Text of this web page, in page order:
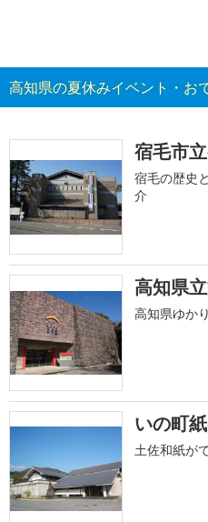
高知県の夏休みイベント・お
宿毛市
宿毛の歴史
介
高知県
高知県ゆか
いの町
土佐和紙が